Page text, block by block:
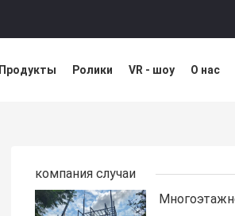
Продукты Ролики VR - шоу О нас
компания случаи